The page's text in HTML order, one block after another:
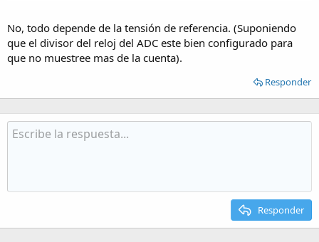
No, todo depende de la tensión de referencia. (Suponiendo
que el divisor del reloj del ADC este bien configurado para
que no muestree mas de la cuenta).
Responder
Responder